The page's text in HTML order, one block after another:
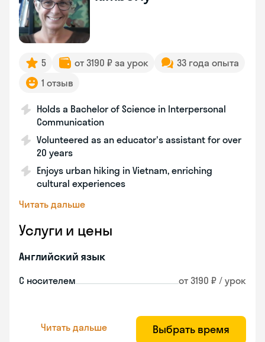
5 от 3190 ₽ за урок
33 года опыта
1 отзыв
Holds a Bachelor of Science in Interpersonal
Communication
Volunteered as an educator's assistant for over
20 years
Enjoys urban hiking in Vietnam, enriching
cultural experiences
Читать дальше
Услуги и цены
Английский язык
С носителем от 3190 ₽ / урок
Читать дальше Выбрать время